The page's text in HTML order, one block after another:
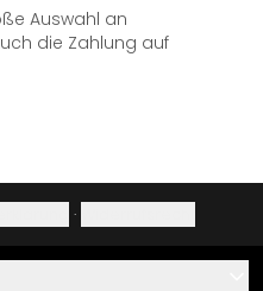
Auswahl an
die Zahlung auf
·